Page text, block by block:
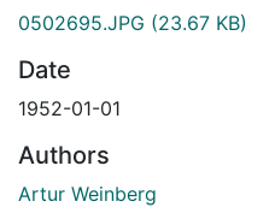
0502695.JPG (23.67 KB)
Date
1952-01-01
Authors
Artur Weinberg